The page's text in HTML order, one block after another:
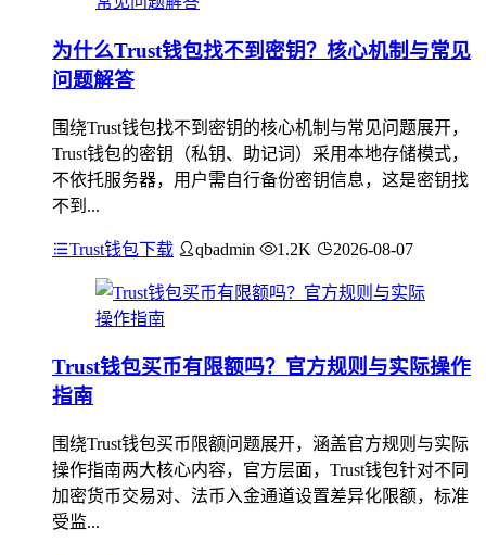
为什么Trust钱包找不到密钥？核心机制与常见
问题解答
围绕Trust钱包找不到密钥的核心机制与常见问题展开，
Trust钱包的密钥（私钥、助记词）采用本地存储模式，
不依托服务器，用户需自行备份密钥信息，这是密钥找
不到...
Trust钱包下载 qbadmin 1.2K 2026-08-07
Trust钱包买币有限额吗？官方规则与实际操作
指南
围绕Trust钱包买币限额问题展开，涵盖官方规则与实际
操作指南两大核心内容，官方层面，Trust钱包针对不同
加密货币交易对、法币入金通道设置差异化限额，标准
受监...